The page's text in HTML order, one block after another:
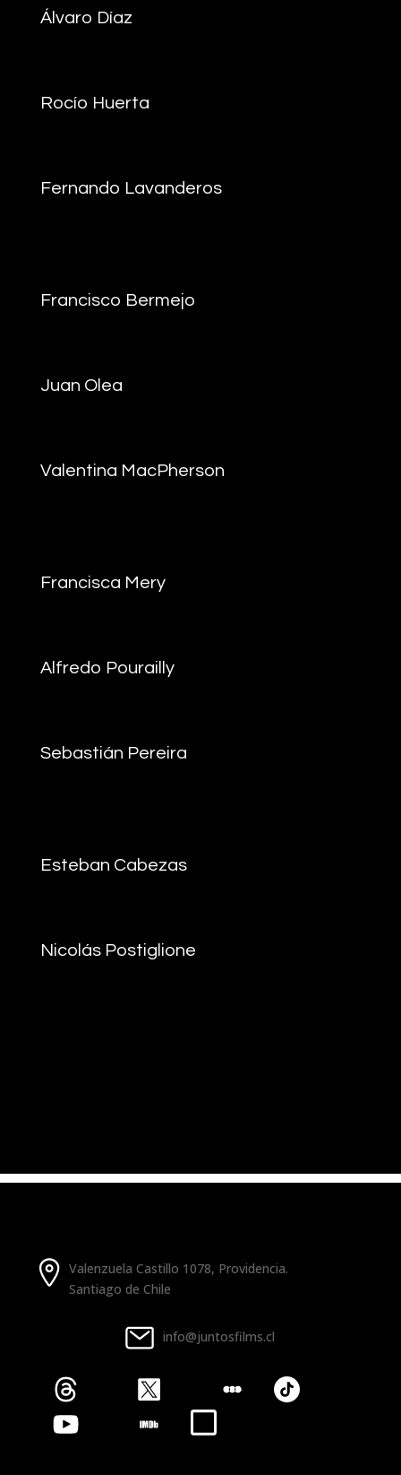
Álvaro Díaz
Rocío Huerta
Fernando Lavanderos
Francisco Bermejo
Juan Olea
Valentina MacPherson
Francisca Mery
Alfredo Pourailly
Sebastián Pereira
Esteban Cabezas
Nicolás Postiglione
Valenzuela Castillo 1078, Providencia.
Santiago de Chile
info@juntosfilms.cl